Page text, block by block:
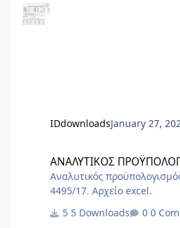
IDdownloadsJanuary 27,
ΑΝΑΛΥΤΙΚΟΣ
Αναλυτικός
4495/17. Αρχείο excel.
5 Downloads
0